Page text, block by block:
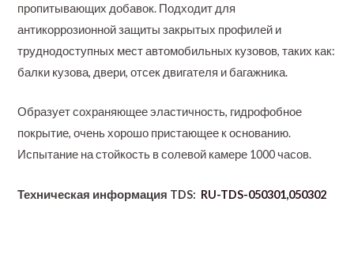
пропитывающих добавок. Подходит для
антикоррозионной защиты закрытых профилей и
труднодоступных мест автомобильных кузовов, таких как:
балки кузова, двери, отсек двигателя и багажника.
Образует сохраняющее эластичность, гидрофобное
покрытие, очень хорошо пристающее к основанию.
Испытание на стойкость в солевой камере 1000 часов.
Техническая информация TDS: RU-TDS-050301,050302